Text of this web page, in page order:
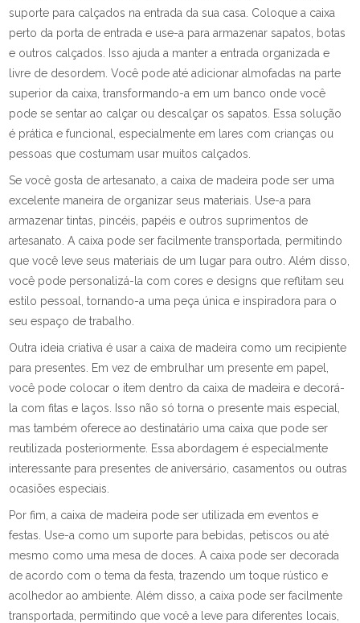
suporte para calçados na entrada da sua casa. Coloque a caixa
perto da porta de entrada e use-a para armazenar sapatos, botas
e outros calçados. Isso ajuda a manter a entrada organizada e
livre de desordem. Você pode até adicionar almofadas na parte
superior da caixa, transformando-a em um banco onde você
pode se sentar ao calçar ou descalçar os sapatos. Essa solução
é prática e funcional, especialmente em lares com crianças ou
pessoas que costumam usar muitos calçados.
Se você gosta de artesanato, a caixa de madeira pode ser uma
excelente maneira de organizar seus materiais. Use-a para
armazenar tintas, pincéis, papéis e outros suprimentos de
artesanato. A caixa pode ser facilmente transportada, permitindo
que você leve seus materiais de um lugar para outro. Além disso,
você pode personalizá-la com cores e designs que reflitam seu
estilo pessoal, tornando-a uma peça única e inspiradora para o
seu espaço de trabalho.
Outra ideia criativa é usar a caixa de madeira como um recipiente
para presentes. Em vez de embrulhar um presente em papel,
você pode colocar o item dentro da caixa de madeira e decorá-
la com fitas e laços. Isso não só torna o presente mais especial,
mas também oferece ao destinatário uma caixa que pode ser
reutilizada posteriormente. Essa abordagem é especialmente
interessante para presentes de aniversário, casamentos ou outras
ocasiões especiais.
Por fim, a caixa de madeira pode ser utilizada em eventos e
festas. Use-a como um suporte para bebidas, petiscos ou até
mesmo como uma mesa de doces. A caixa pode ser decorada
de acordo com o tema da festa, trazendo um toque rústico e
acolhedor ao ambiente. Além disso, a caixa pode ser facilmente
transportada, permitindo que você a leve para diferentes locais,